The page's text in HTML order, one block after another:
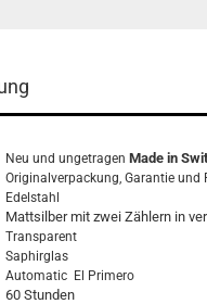
Neu und ungetragen Made in
Originalverpackung, Garantie und
Edelstahl
Mattsilber mit zwei Zählern in
Transparent
Saphirglas
Automatic El Primero
60 Stunden